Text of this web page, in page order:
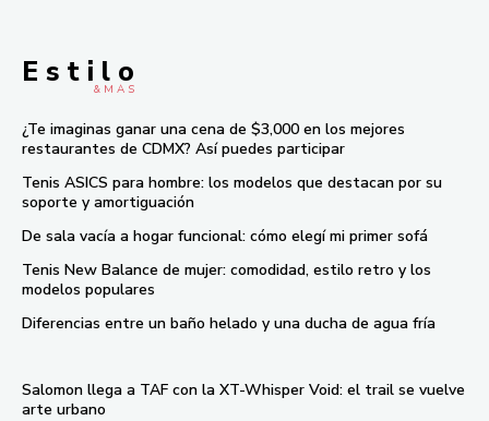
E s t i l o
& M À S
¿Te imaginas ganar una cena de $3,000 en los mejores
restaurantes de CDMX? Así puedes participar
Tenis ASICS para hombre: los modelos que destacan por su
soporte y amortiguación
De sala vacía a hogar funcional: cómo elegí mi primer sofá
Tenis New Balance de mujer: comodidad, estilo retro y los
modelos populares
Diferencias entre un baño helado y una ducha de agua fría
Salomon llega a TAF con la XT-Whisper Void: el trail se vuelve
arte urbano